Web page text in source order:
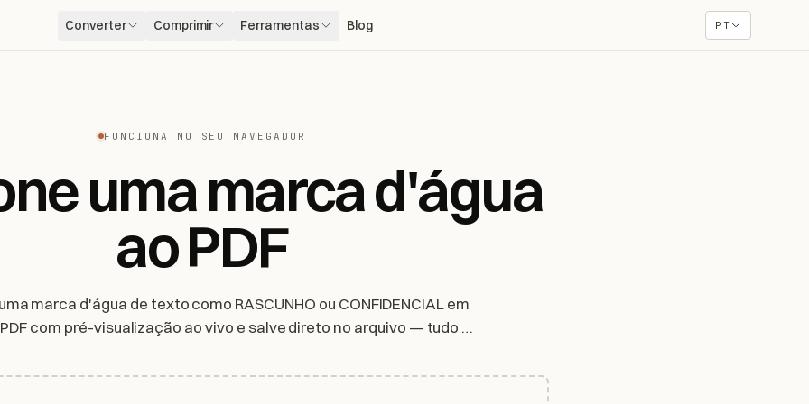
Converter Comprimir Ferramentas Blog PT
FUNCIONA NO SEU NAVEGADOR
uma marca d'água
ao PDF
marca d'água de texto como RASCUNHO ou CONFIDENCIAL em
com pré-visualização ao vivo e salve direto no arquivo — tudo no